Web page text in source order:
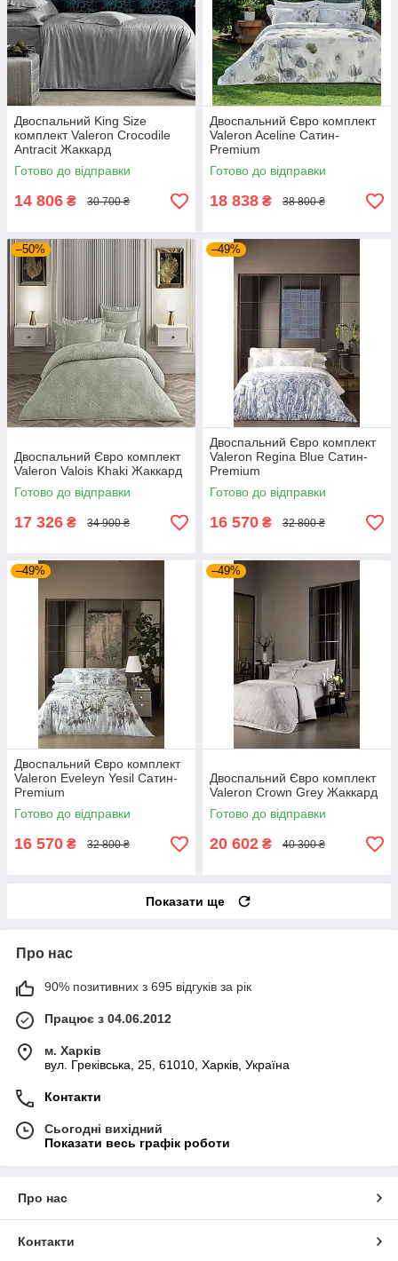
Двоспальний King Size
комплект Valeron Crocodile
Antracit Жаккард
Готово до відправки
14 806 ₴ 30 700 ₴
Двоспальний Євро комплект
Valeron Aceline Сатин-
Premium
Готово до відправки
18 838 ₴ 38 800 ₴
–50%
Двоспальний Євро комплект
Valeron Valois Khaki Жаккард
Готово до відправки
17 326 ₴ 34 900 ₴
–49%
Двоспальний Євро комплект
Valeron Regina Blue Сатин-
Premium
Готово до відправки
16 570 ₴ 32 800 ₴
–49%
Двоспальний Євро комплект
Valeron Eveleyn Yesil Сатин-
Premium
Готово до відправки
16 570 ₴ 32 800 ₴
–49%
Двоспальний Євро комплект
Valeron Crown Grey Жаккард
Готово до відправки
20 602 ₴ 40 300 ₴
Показати ще
Про нас
90% позитивних з 695 відгуків за рік
Працює з 04.06.2012
м. Харків
вул. Греківська, 25, 61010, Харків, Україна
Контакти
Сьогодні вихідний
Показати весь графік роботи
Про нас
Контакти